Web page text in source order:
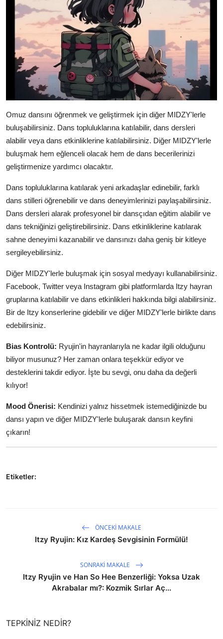
Omuz dansını öğrenmek ve geliştirmek için diğer MIDZY'lerle
buluşabilirsiniz. Dans topluluklarına katılabilir, dans dersleri
alabilir veya dans etkinliklerine katılabilirsiniz. Diğer MIDZY'lerle
buluşmak hem eğlenceli olacak hem de dans becerilerinizi
geliştirmenize yardımcı olacaktır.
Dans topluluklarına katılarak yeni arkadaşlar edinebilir, farklı
dans stilleri öğrenebilir ve dans deneyimlerinizi paylaşabilirsiniz.
Dans dersleri alarak profesyonel bir dansçıdan eğitim alabilir ve
dans tekniğinizi geliştirebilirsiniz. Dans etkinliklerine katılarak
sahne deneyimi kazanabilir ve dansınızı daha geniş bir kitleye
sergileyebilirsiniz.
Diğer MIDZY'lerle buluşmak için sosyal medyayı kullanabilirsiniz.
Facebook, Twitter veya Instagram gibi platformlarda Itzy hayran
gruplarına katılabilir ve dans etkinlikleri hakkında bilgi alabilirsiniz.
Bir de Itzy konserlerine gidebilir ve diğer MIDZY'lerle birlikte dans
edebilirsiniz.
Bias Kontrolü: Ryujin'in hayranlarıyla ne kadar ilgili olduğunu
biliyor musunuz? Her zaman onlara teşekkür ediyor ve
desteklerini takdir ediyor. İşte bu sevgi, onu daha da değerli
kılıyor!
Mood Önerisi: Kendinizi yalnız hissetmek istemediğinizde bu
dansı yapın ve diğer MIDZY'lerle buluşarak dansın keyfini
çıkarın!
Etiketler:
ÖNCEKI MAKALE
Itzy Ryujin: Kız Kardeş Sevgisinin Formülü!
SONRAKI MAKALE
Itzy Ryujin ve Han So Hee Benzerliği: Yoksa Uzak
Akrabalar mı?: Kozmik Sırlar Aç...
TEPKINIZ NEDIR?